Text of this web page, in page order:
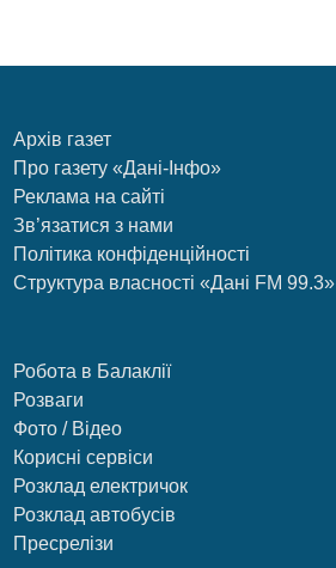
Архів газет
Про газету «Дані-Інфо»
Реклама на сайті
Зв’язатися з нами
Політика конфіденційності
Структура власності «Дані FM 99.3»
Робота в Балаклії
Розваги
Фото / Відео
Корисні сервіси
Розклад електричок
Розклад автобусів
Пресрелізи